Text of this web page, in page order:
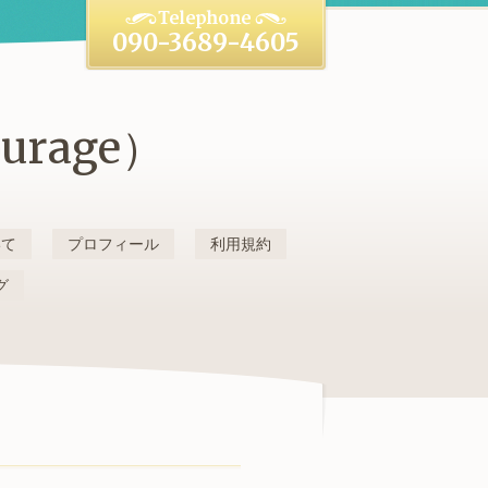
）
090-3689-4605
プロフィール 利用規約